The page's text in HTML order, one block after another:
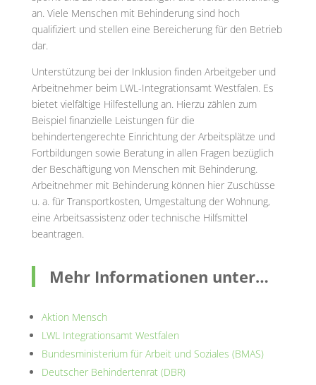
an. Viele Menschen mit Behinderung sind hoch
qualifiziert und stellen eine Bereicherung für den Betrieb
dar.
Unterstützung bei der Inklusion finden Arbeitgeber und
Arbeitnehmer beim LWL-Integrationsamt Westfalen. Es
bietet vielfältige Hilfestellung an. Hierzu zählen zum
Beispiel finanzielle Leistungen für die
behindertengerechte Einrichtung der Arbeitsplätze und
Fortbildungen sowie Beratung in allen Fragen bezüglich
der Beschäftigung von Menschen mit Behinderung.
Arbeitnehmer mit Behinderung können hier Zuschüsse
u. a. für Transportkosten, Umgestaltung der Wohnung,
eine Arbeitsassistenz oder technische Hilfsmittel
beantragen.
Mehr Informationen unter…
Aktion Mensch
LWL Integrationsamt Westfalen
Bundesministerium für Arbeit und Soziales (BMAS)
Deutscher Behindertenrat (DBR)